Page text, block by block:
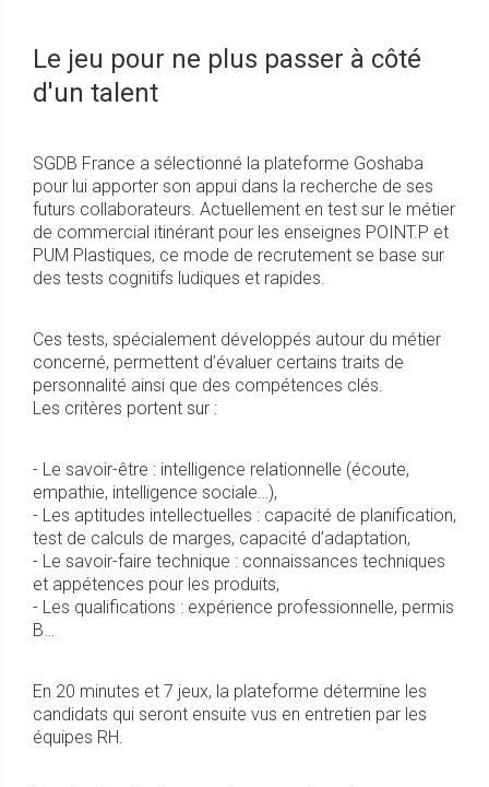
Le jeu pour ne plus passer à côté
d'un talent
SGDB France a sélectionné la plateforme Goshaba
pour lui apporter son appui dans la recherche de ses
futurs collaborateurs. Actuellement en test sur le métier
de commercial itinérant pour les enseignes POINT.P et
PUM Plastiques, ce mode de recrutement se base sur
des tests cognitifs ludiques et rapides.
Ces tests, spécialement développés autour du métier
concerné, permettent d’évaluer certains traits de
personnalité ainsi que des compétences clés.
Les critères portent sur :
- Le savoir-être : intelligence relationnelle (écoute,
empathie, intelligence sociale…),
- Les aptitudes intellectuelles : capacité de planification,
test de calculs de marges, capacité d’adaptation,
- Le savoir-faire technique : connaissances techniques
et appétences pour les produits,
- Les qualifications : expérience professionnelle, permis
B…
En 20 minutes et 7 jeux, la plateforme détermine les
candidats qui seront ensuite vus en entretien par les
équipes RH.